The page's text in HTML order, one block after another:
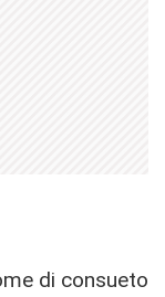
di consueto